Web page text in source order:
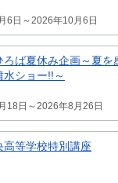
6日～2026年10月6日
ろば夏休み企画～夏を
水ショー!!～
18日～2026年8月26日
高等学校特別講座